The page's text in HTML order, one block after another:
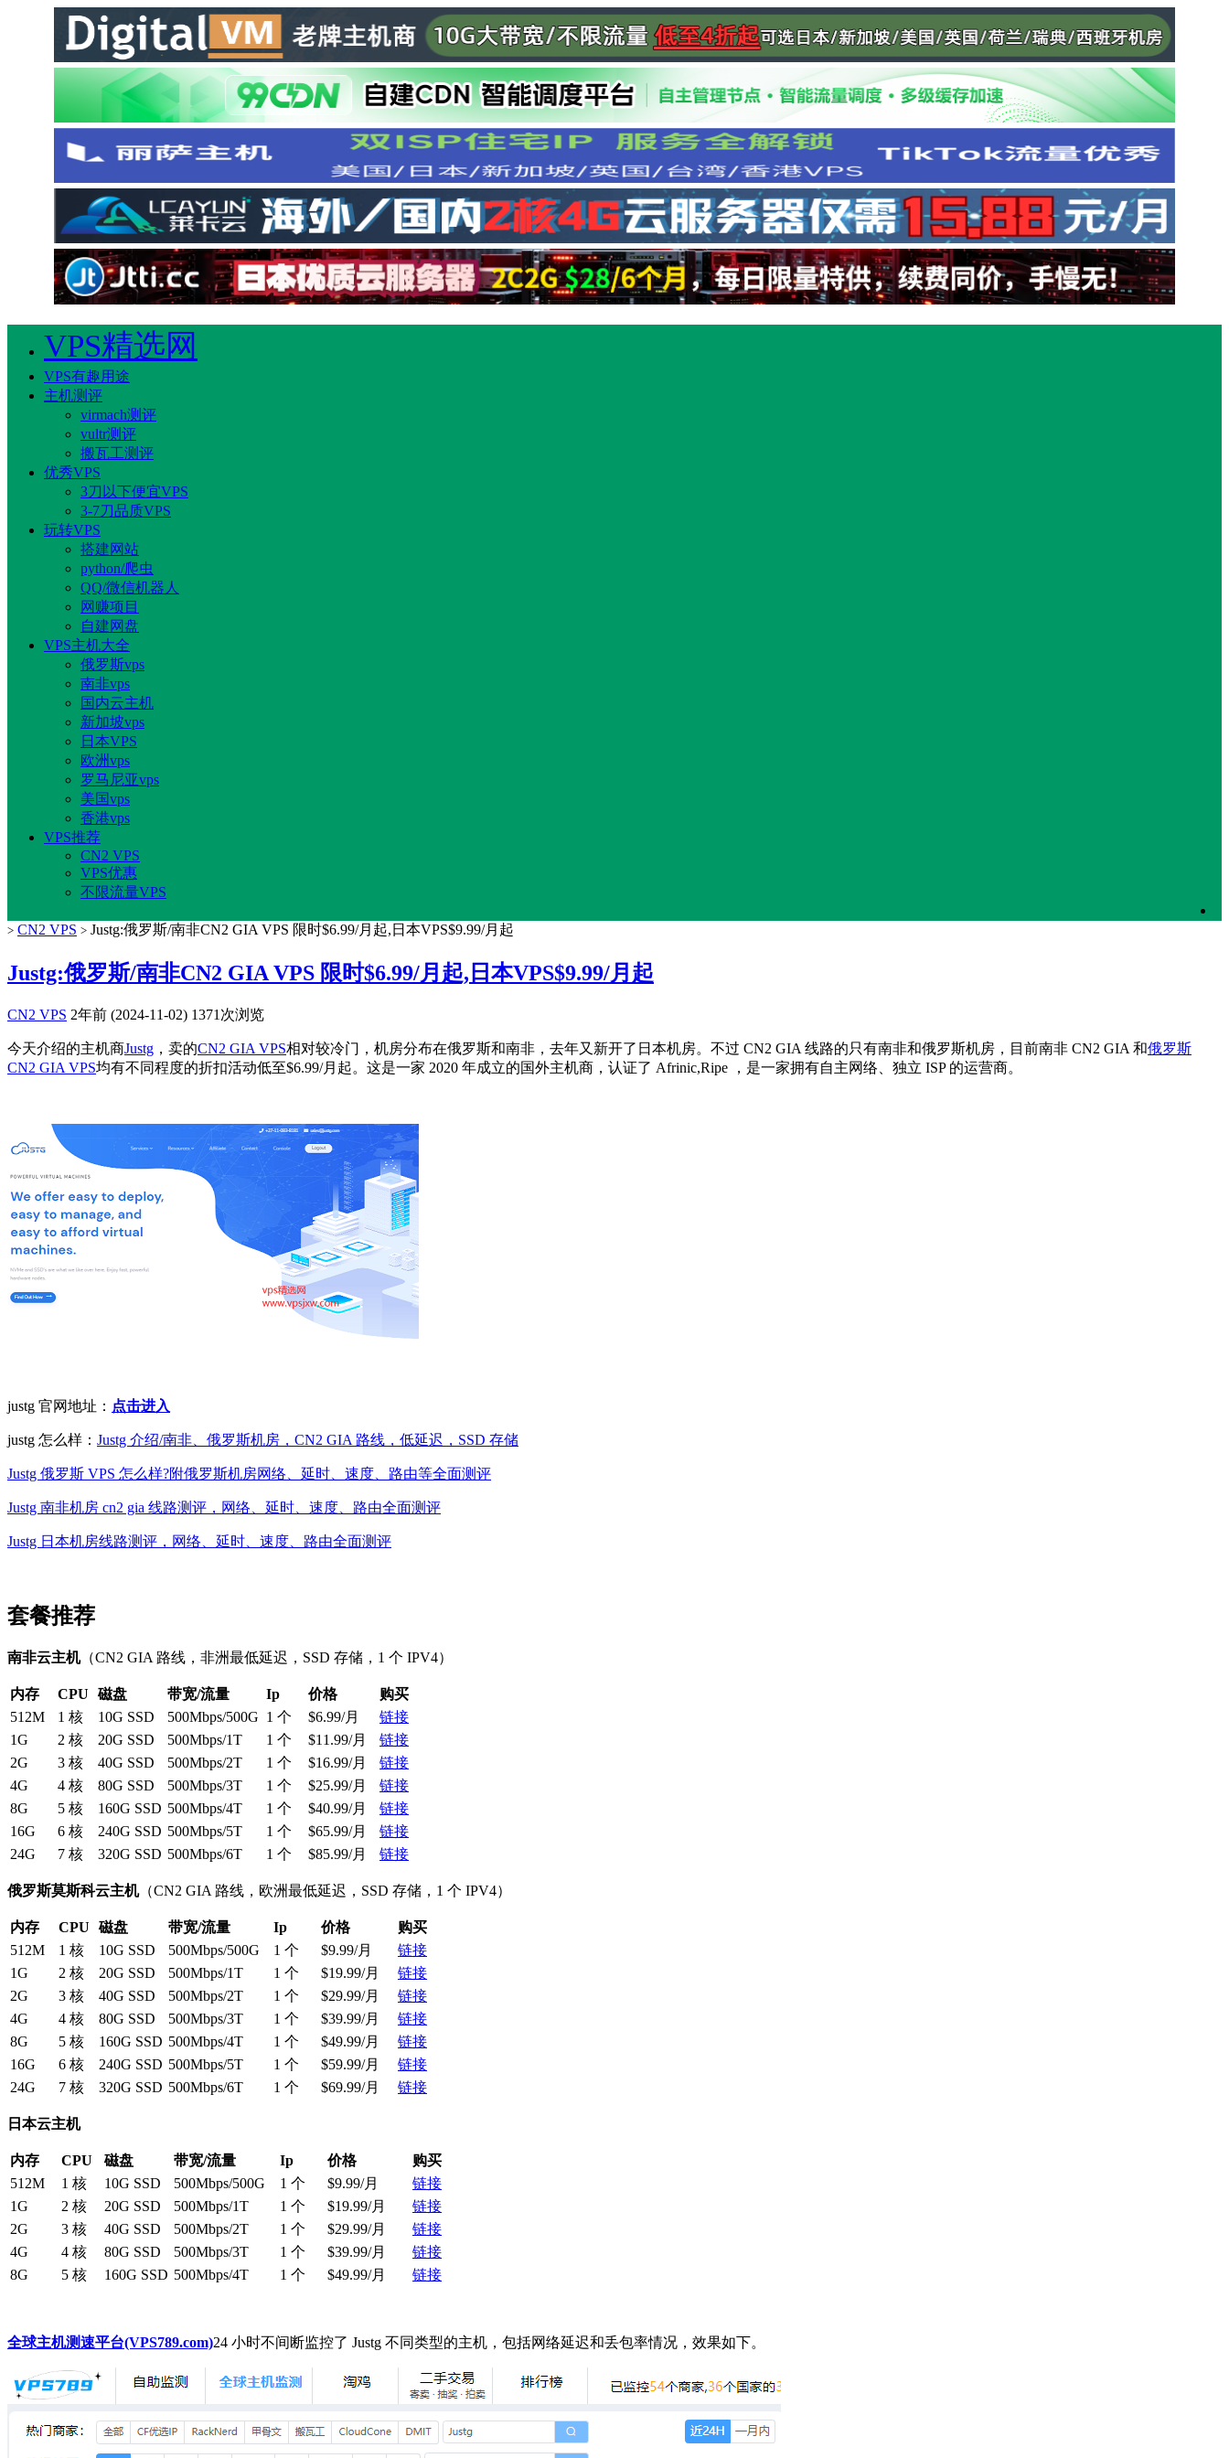
VPS精选网
VPS有趣用途
主机测评
virmach测评
vultr测评
搬瓦工测评
优秀VPS
3刀以下便宜VPS
3-7刀品质VPS
玩转VPS
搭建网站
python/爬虫
QQ/微信机器人
网赚项目
自建网盘
VPS主机大全
俄罗斯vps
南非vps
国内云主机
新加坡vps
日本VPS
欧洲vps
罗马尼亚vps
美国vps
香港vps
VPS推荐
CN2 VPS
VPS优惠
不限流量VPS
> CN2 VPS > Justg:俄罗斯/南非CN2 GIA VPS 限时$6.99/月起,日本VPS$9.99/月起
Justg:俄罗斯/南非CN2 GIA VPS 限时$6.99/月起,日本VPS$9.99/月起
CN2 VPS 2年前 (2024-11-02) 1371次浏览
今天介绍的主机商Justg ，卖的CN2 GIA VPS相对较冷门，机房分布在俄罗斯和南非，去年又新开了日本机房。不过 CN2 GIA 线路的只有南非和俄罗斯机房，目前南非 CN2 GIA 和俄罗斯
CN2 GIA VPS均有不同程度的折扣活动低至$6.99/月起。这是一家 2020 年成立的国外主机商，认证了 Afrinic,Ripe ，是一家拥有自主网络、独立 ISP 的运营商。
justg 官网地址： 点击进入
justg 怎么样： Justg 介绍/南非、俄罗斯机房，CN2 GIA 路线，低延迟，SSD 存储
Justg 俄罗斯 VPS 怎么样?附俄罗斯机房网络、延时、速度、路由等全面测评
Justg 南非机房 cn2 gia 线路测评，网络、延时、速度、路由全面测评
Justg 日本机房线路测评，网络、延时、速度、路由全面测评
套餐推荐
南非云主机（CN2 GIA 路线，非洲最低延迟，SSD 存储，1 个 IPV4）
内存 CPU 磁盘 带宽/流量 Ip 价格
购买
512M
1 核 10G SSD 500Mbps/500G 1 个 $6.99/月
链接
1G
2 核 20G SSD 500Mbps/1T 1 个 $11.99/月
链接
2G
3 核 40G SSD 500Mbps/2T 1 个 $16.99/月
链接
4G
4 核 80G SSD 500Mbps/3T 1 个 $25.99/月
链接
8G
5 核 160G SSD 500Mbps/4T 1 个 $40.99/月
链接
16G
6 核 240G SSD 500Mbps/5T 1 个 $65.99/月
链接
24G
7 核 320G SSD 500Mbps/6T 1 个 $85.99/月 链接
俄罗斯莫斯科云主机（CN2 GIA 路线，欧洲最低延迟，SSD 存储，1 个 IPV4）
内存 CPU 磁盘 带宽/流量 Ip 价格
购买
512M
1 核 10G SSD 500Mbps/500G 1 个 $9.99/月
链接
1G
2 核 20G SSD 500Mbps/1T 1 个 $19.99/月
链接
2G
3 核 40G SSD 500Mbps/2T 1 个 $29.99/月
链接
4G
4 核 80G SSD 500Mbps/3T 1 个 $39.99/月
链接
8G
5 核 160G SSD 500Mbps/4T 1 个 $49.99/月
链接
16G
6 核 240G SSD 500Mbps/5T 1 个 $59.99/月
链接
24G
7 核 320G SSD 500Mbps/6T 1 个 $69.99/月 链接
日本云主机
内存 CPU 磁盘 带宽/流量 Ip 价格
购买
512M
1 核 10G SSD 500Mbps/500G 1 个 $9.99/月
链接
1G
2 核 20G SSD 500Mbps/1T 1 个 $19.99/月
链接
2G
3 核 40G SSD 500Mbps/2T 1 个 $29.99/月
链接
4G
4 核 80G SSD 500Mbps/3T 1 个 $39.99/月
链接
8G
5 核 160G SSD 500Mbps/4T 1 个 $49.99/月 链接
全球主机测速平台(VPS789.com)24 小时不间断监控了 Justg 不同类型的主机，包括网络延迟和丢包率情况，效果如下。